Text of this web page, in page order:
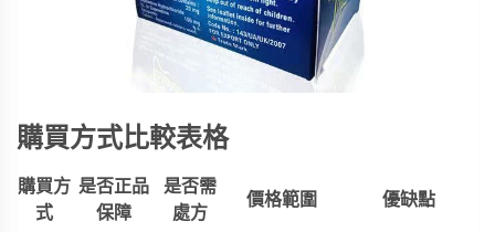
購買方式比較表格
購買方
式
是否正品
保障
是否需
處方
價格範圍 優缺點